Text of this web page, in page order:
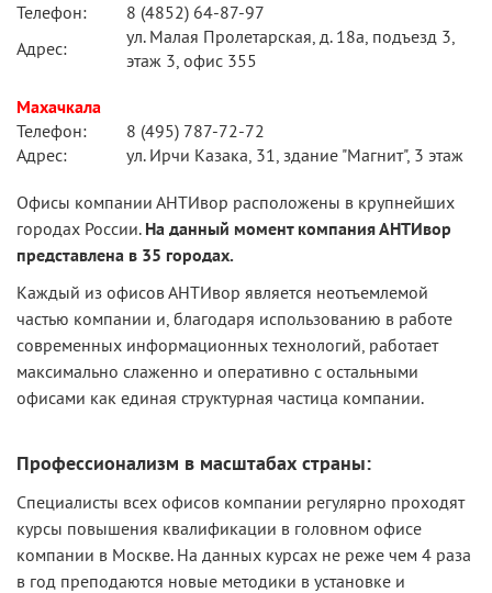
Телефон:
8 (4852) 64-87-97
Адрес:
ул. Малая Пролетарская, д. 18а, подъезд 3,
этаж 3, офис 355
Махачкала
Телефон:
8 (495) 787-72-72
Адрес:
ул. Ирчи Казака, 31, здание "Магнит", 3 этаж
Офисы компании АНТИвор расположены в крупнейших
городах России. На данный момент компания АНТИвор
представлена в 35 городах.
Каждый из офисов АНТИвор является неотъемлемой
частью компании и, благодаря использованию в работе
современных информационных технологий, работает
максимально слаженно и оперативно с остальными
офисами как единая структурная частица компании.
Профессионализм в масштабах страны:
Специалисты всех офисов компании регулярно проходят
курсы повышения квалификации в головном офисе
компании в Москве. На данных курсах не реже чем 4 раза
в год преподаются новые методики в установке и